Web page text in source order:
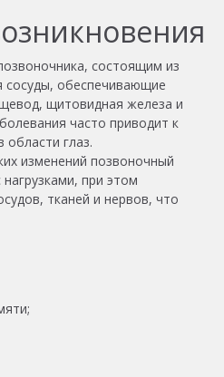
состоящим из
сосуды, обеспечивающие
щитовидная железа и
часто приводит к
области глаз.
изменений позвоночный
при этом
тканей и нервов, что